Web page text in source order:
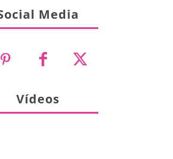
Media
Vídeos